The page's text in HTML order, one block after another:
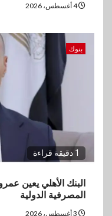
4 أغسطس، 2026
بنوك
1 دقيقة قراءة
البنك الأهلي يعين
المصرفية الدولية